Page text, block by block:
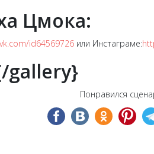
Цмока:
id64569726 или Инстаграме:
gallery}
Понравился